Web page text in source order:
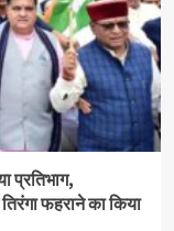
प्रतिभाग,
फहराने का किया